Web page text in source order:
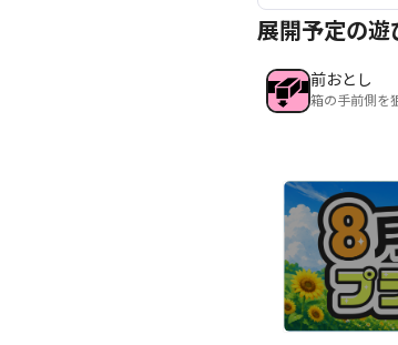
展開予定の
前おとし
箱の手前側を